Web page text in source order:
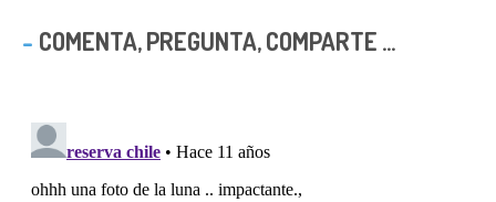
COMENTA, PREGUNTA, COMPARTE ...